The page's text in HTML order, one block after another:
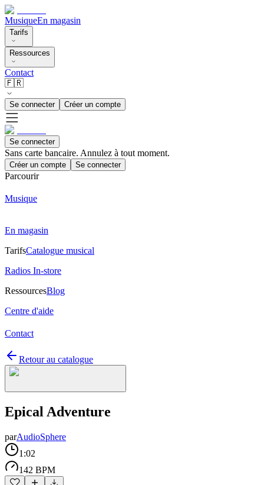
MusiqueEn magasin
Tarifs
Ressources
Contact
🇫🇷
Se connecter Créer un compte
Se connecter
Sans carte bancaire. Annulez à tout moment.
Créer un compte Se connecter
Parcourir
Musique
En magasin
TarifsCatalogue musical
Radios In-store
RessourcesBlog
Centre d'aide
Contact
Retour au catalogue
Epical Adventure
parAudioSphere
1:02
142 BPM